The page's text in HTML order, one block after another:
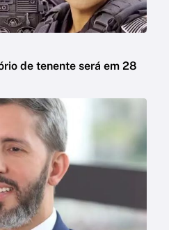
de tenente será em 28